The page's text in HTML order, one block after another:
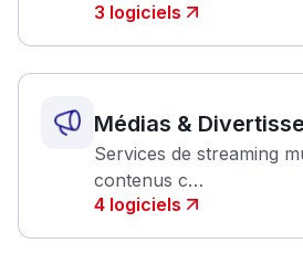
3 logiciels
Médias &
Services de streaming
contenus c…
4 logiciels